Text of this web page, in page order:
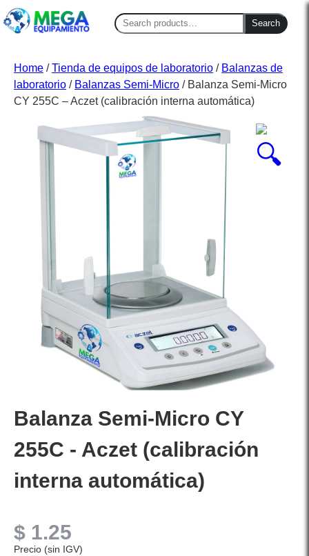
Search
for:
Search
Home /Tienda de equipos de laboratorio / Balanzas de
laboratorio / Balanzas Semi-Micro / Balanza Semi-Micro
CY 255C – Aczet (calibración interna automática)
Balanza Semi-Micro CY
255C - Aczet (calibración
interna automática)
$ 1.25
Precio (sin IGV)